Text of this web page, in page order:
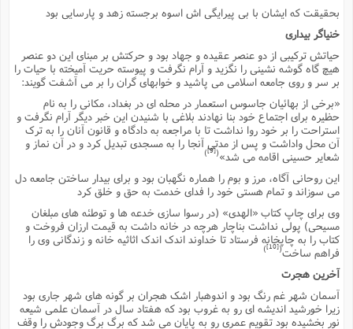
بحقیقت که ایشان با بى پیرایگى اش اسوه برجسته زهد و پارسایى بود
خنیاگر بیدارى
حیاتش ترکیبى از دو عنصر عقیده و جهاد بود و حرکتش بر مبناى این دو عنصر
هیچ گاه گوشه نشینى را نگزید و آرام نگرفت و پیوسته حریت آمیخته با حیات را
بر سر و روى جامعه اسلامى مى پاشید و خوابهاى گران را بر مى آشفت گویند:
«برخى از بهائیان جاسوس استعمار در محله اى در بغداد، مکانى را به نام
حظیره براى اجتماع خود بنا نهادند بلاغى با شنیدن این خبر دیگر آرام نگرفت و
استراحت را بر خود روا نداشت تا با مراجعه به دادگاه و قانون آنان را به ترک
آن محل واداشت و پس از مدتى آنجا را به مسجدى تبدیل کرد و در آن نماز و
شعایر حسینى اقامه مى شد»(
[9]
)
این روحانى آگاه، مرز و بوم را هماره نگهبان بود و براى بیدار ساختن جامعه دل
مى سوزاند و تمام هستى خود را فداى خدمت به حق و خلق کرد
وى براى چاپ کتاب «الهدى» (در رسوا سازى خدعه ها و توطئه هاى مبلغان
مسیحى) پولى نداشت بناچار هرچه در خانه داشت به قیمت ارزان فروخت و
کتاب را به چاپخانه فرستاد تا خداوند اندک اندک اثاثیه خانه و زندگانى وى را
فراهم ساخت(
[10]
)
آخرین هجرت
آسمان شهر غم رنگ بود و اندوهبار اشک هجران بر گونه هاى شهر جارى بود
زیرا خورشید اندیشه اى رو به غروب بود که هفتاد سال در آسمان علمى شیعه
نور بخشیده بود تقویم عمرى رو به پایان مى شد که برگ برگ وجودش را وقف